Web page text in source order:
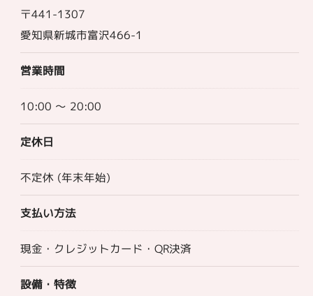
〒441-1307
愛知県新城市富沢466-1
営業時間
10:00 〜 20:00
定休日
不定休 (年末年始)
支払い方法
現金・クレジットカード・QR決済
設備・特徴